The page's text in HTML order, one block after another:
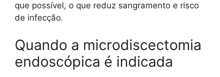
que possível, o que reduz sangramento e risco
de infecção.
Quando a microdiscectomia
endoscópica é indicada